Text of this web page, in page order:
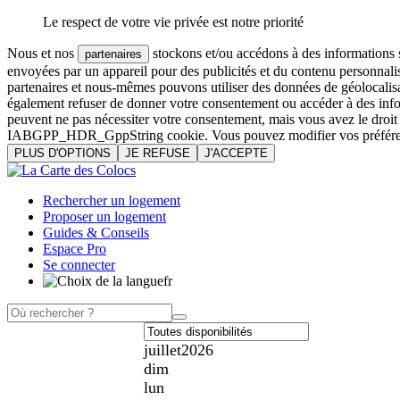
Le respect de votre vie privée est notre priorité
Nous et nos partenaires
stockons et/ou accédons à des
envoyées par un appareil pour des publicités et du contenu
partenaires et nous-mêmes pouvons utiliser des données de
également refuser de donner votre consentement ou accéder à des
peuvent ne pas nécessiter votre consentement, mais vous avez le
IABGPP_HDR_GppString cookie. Vous pouvez modifier vos
PLUS D'OPTIONS JE REFUSE J'ACCEPTE
Rechercher un logement
Proposer un logement
Guides & Conseils
Espace Pro
Se connecter
fr
juillet2026
dim
lun